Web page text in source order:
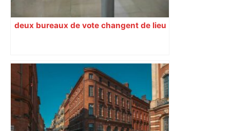
deux bureaux de vote changent de lieu